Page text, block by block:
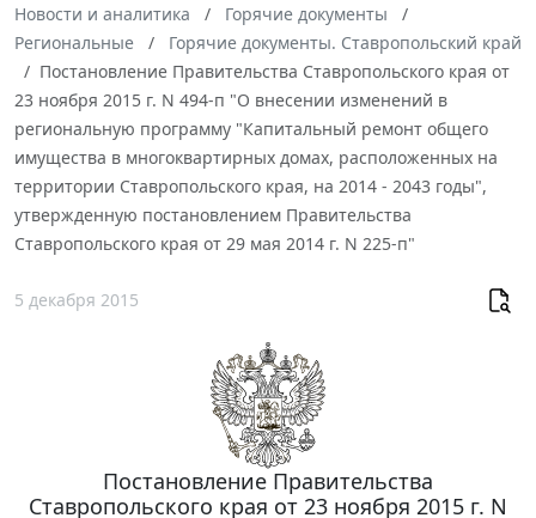
Новости и аналитика
Горячие документы
Региональные
Горячие документы. Ставропольский край
Постановление Правительства Ставропольского края от
23 ноября 2015 г. N 494-п "О внесении изменений в
региональную программу "Капитальный ремонт общего
имущества в многоквартирных домах, расположенных на
территории Ставропольского края, на 2014 - 2043 годы",
утвержденную постановлением Правительства
Ставропольского края от 29 мая 2014 г. N 225-п"
5 декабря 2015
Постановление Правительства
Ставропольского края от 23 ноября 2015 г. N